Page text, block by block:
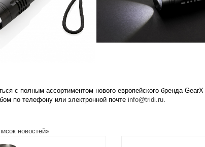
с полным ассортиментом нового европейского бренда GearX
по телефону или электронной почте info@tridi.ru.
новостей»